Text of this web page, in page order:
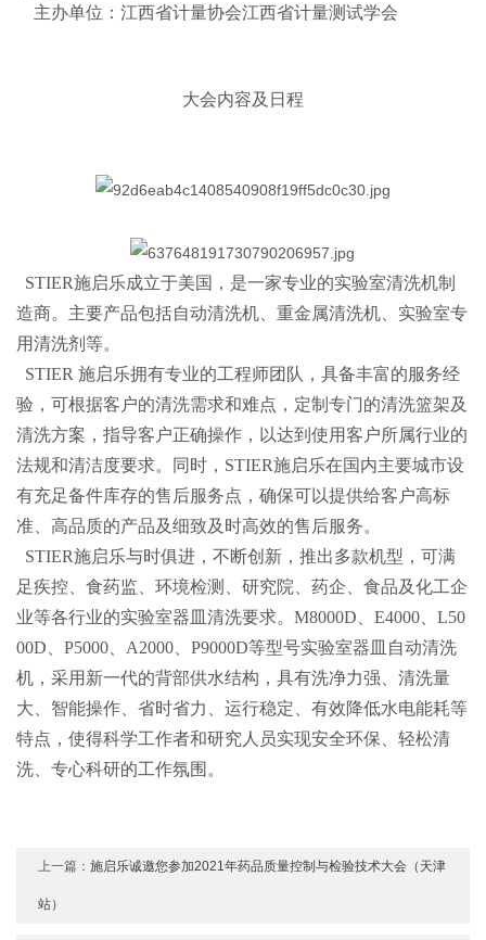
主办单位：江西省计量协会江西省计量测试学会
大会内容及日程
STIER施启乐成立于美国，是一家专业的实验室清洗机制
造商。主要产品包括自动清洗机、重金属清洗机、实验室专
用清洗剂等。
STIER 施启乐拥有专业的工程师团队，具备丰富的服务经
验，可根据客户的清洗需求和难点，定制专门的清洗篮架及
清洗方案，指导客户正确操作，以达到使用客户所属行业的
法规和清洁度要求。同时，STIER施启乐在国内主要城市设
有充足备件库存的售后服务点，确保可以提供给客户高标
准、高品质的产品及细致及时高效的售后服务。
STIER施启乐与时俱进，不断创新，推出多款机型，可满
足疾控、食药监、环境检测、研究院、药企、食品及化工企
业等各行业的实验室器皿清洗要求。M8000D、E4000、L50
00D、P5000、A2000、P9000D等型号实验室器皿自动清洗
机，采用新一代的背部供水结构，具有洗净力强、清洗量
大、智能操作、省时省力、运行稳定、有效降低水电能耗等
特点，使得科学工作者和研究人员实现安全环保、轻松清
洗、专心科研的工作氛围。
上一篇：施启乐诚邀您参加2021年药品质量控制与检验技术大会（天津
站）